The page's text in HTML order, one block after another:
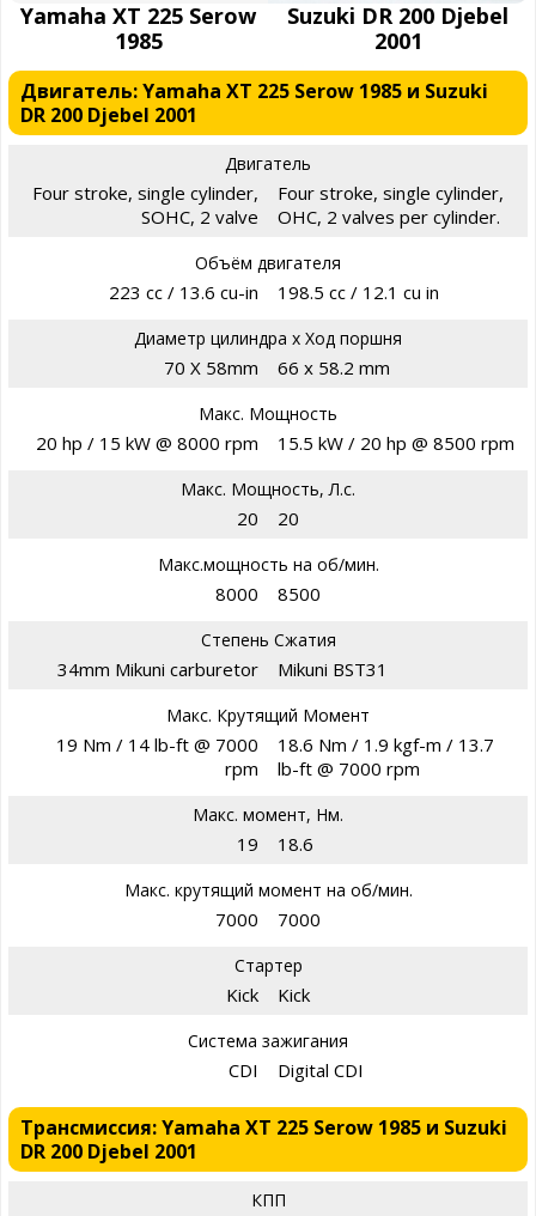
Yamaha XT 225 Serow
1985
Suzuki DR 200 Djebel
2001
Двигатель: Yamaha XT 225 Serow 1985 и Suzuki
DR 200 Djebel 2001
Двигатель
Four stroke, single cylinder,
SOHC, 2 valve
Four stroke, single cylinder,
OHC, 2 valves per cylinder.
Объём двигателя
223 cc / 13.6 cu-in 198.5 cc / 12.1 cu in
Диаметр цилиндра х Ход поршня
70 X 58mm 66 x 58.2 mm
Макс. Мощность
20 hp / 15 kW @ 8000 rpm 15.5 kW / 20 hp @ 8500 rpm
Макс. Мощность, Л.с.
20 20
Макс.мощность на об/мин.
8000 8500
Степень Сжатия
34mm Mikuni carburetor Mikuni BST31
Макс. Крутящий Момент
19 Nm / 14 lb-ft @ 7000
rpm
18.6 Nm / 1.9 kgf-m / 13.7
lb-ft @ 7000 rpm
Макс. момент, Нм.
19 18.6
Макс. крутящий момент на об/мин.
7000 7000
Стартер
Kick Kick
Система зажигания
CDI Digital CDI
Трансмиссия: Yamaha XT 225 Serow 1985 и Suzuki
DR 200 Djebel 2001
КПП